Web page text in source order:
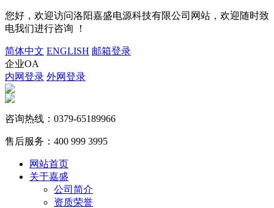
您好，欢迎访问洛阳嘉盛电源科技有限公司网站，欢迎随时致
电我们进行咨询 ！
简体中文 ENGLISH 邮箱登录
企业OA
内网登录 外网登录
咨询热线： 0379-65189966
售后服务： 400 999 3995
网站首页
关于嘉盛
公司简介
资质荣誉